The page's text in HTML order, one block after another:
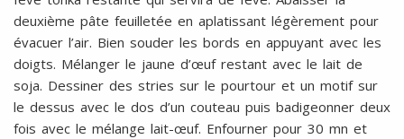
deuxième pâte feuilletée en aplatissant légèrement pour
évacuer l’air. Bien souder les bords en appuyant avec les
doigts. Mélanger le jaune d’œuf restant avec le lait de
soja. Dessiner des stries sur le pourtour et un motif sur
le dessus avec le dos d’un couteau puis badigeonner deux
fois avec le mélange lait-œuf. Enfourner pour 30 mn et